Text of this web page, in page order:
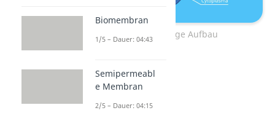
Makrophage Aufbau
Biomembran
1/5 – Dauer: 04:43
Semipermeabl
e Membran
2/5 – Dauer: 04:15